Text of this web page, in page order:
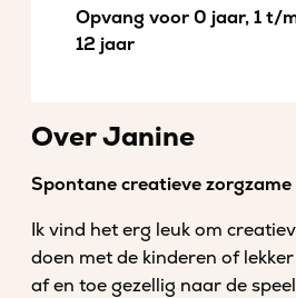
Opvang voor 0 jaar, 1 t/
12 jaar
Over Janine
Spontane creatieve
Ik vind het erg leuk om
doen met de kinderen of
af en toe gezellig naar de